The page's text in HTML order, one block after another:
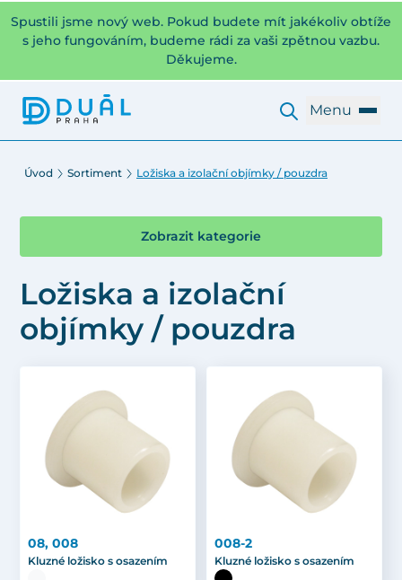
Spustili jsme nový web. Pokud budete mít jakékoliv obtíže
s jeho fungováním, budeme rádi za vaši zpětnou vazbu.
Děkujeme.
Menu
Úvod Sortiment Ložiska a izolační objímky / pouzdra
Zobrazit kategorie
Ložiska a izolační
objímky / pouzdra
08, 008
Kluzné ložisko s osazením
008-2
Kluzné ložisko s osazením